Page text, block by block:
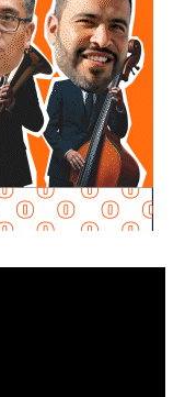
cúpula deGrupo
porAqualia
españolFCC;
ICA ; yServicios
Mitsui.